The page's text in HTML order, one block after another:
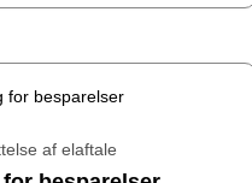
af elaftale